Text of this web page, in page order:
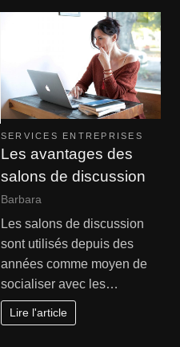
SERVICES ENTREPRISES
Les avantages des
salons de discussion
Barbara
Les salons de discussion
sont utilisés depuis des
années comme moyen de
socialiser avec les…
Lire l'article